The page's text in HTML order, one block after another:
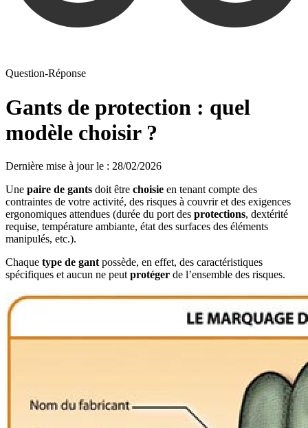
Question-Réponse
Gants de protection : quel
modèle choisir ?
Dernière mise à jour le : 28/02/2026
Une paire de gants doit être choisie en tenant compte des
contraintes de votre activité, des risques à couvrir et des exigences
ergonomiques attendues (durée du port des protections, dextérité
requise, température ambiante, état des surfaces des éléments
manipulés, etc.).
Chaque type de gant possède, en effet, des caractéristiques
spécifiques et aucun ne peut protéger de l’ensemble des risques.